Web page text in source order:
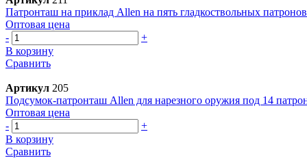
Патронташ на приклад Allen на пять гладкоствольных патронов
Оптовая цена
-
+
В корзину
Сравнить
Артикул 205
Подсумок-патронташ Allen для нарезного оружия под 14
Оптовая цена
-
+
В корзину
Сравнить